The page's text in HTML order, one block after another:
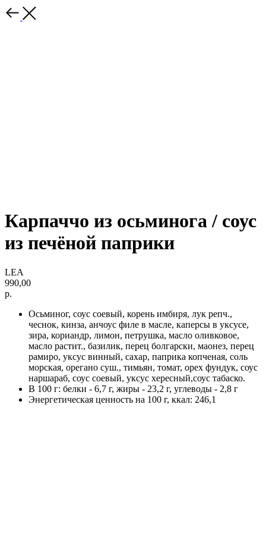
Карпаччо из осьминога / соус
из печёной паприки
LEA
990,00
р.
Осьминог, соус соевый, корень имбиря, лук репч.,
чеснок, кинза, анчоус филе в масле, каперсы в уксусе,
зира, кориандр, лимон, петрушка, масло оливковое,
масло растит., базилик, перец болгарски, маонез, перец
рамиро, уксус винный, сахар, паприка копченая, соль
морская, орегано суш., тимьян, томат, орех фундук, соус
наршараб, соус соевый, уксус хересный,соус табаско.
В 100 г: белки - 6,7 г, жиры - 23,2 г, углеводы - 2,8 г
Энергетическая ценность на 100 г, ккал: 246,1